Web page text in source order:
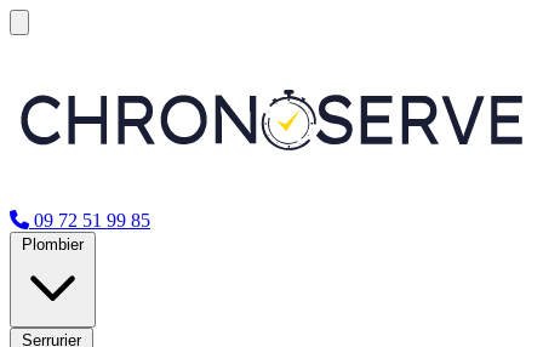
09 72 51 99 85
Plombier
Serrurier